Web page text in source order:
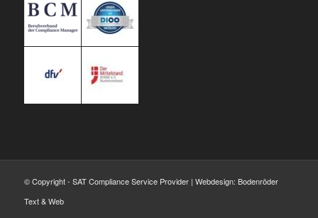
© Copyright - SAT Compliance Service Provider | Webdesign: Bodenröder
Text & Web